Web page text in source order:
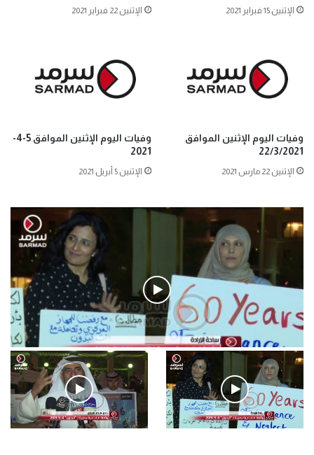
الإثنين 15 فبراير 2021 الإثنين 22 فبراير 2021
وفيات اليوم الإثنين الموافق
22/3/2021
الإثنين 22 مارس 2021
وفيات اليوم الإثنين الموافق 5-4-
2021
الإثنين 5 أبريل 2021
فيديو
.وقفة احتجاجية رمزية لـ”#البدون” في ساحة الإرادة 4-5-2019.
الأحد 5 مايو 2019